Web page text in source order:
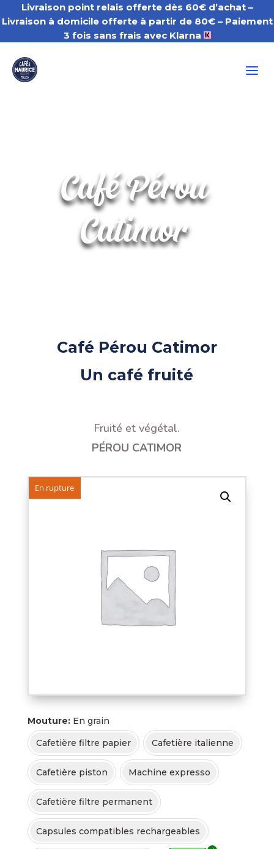
Livraison point relais offerte dès 60€ d’achat –
Livraison à domicile offerte à partir de 80€ – Paiement
3 fois sans frais avec Klarna
a
Café Pérou
Catimor
Café Pérou Catimor
Un café fruité
Fruité et végétal.
PÉROU CATIMOR
En rupture
Mouture En grain
Cafetière filtre papier
Cafetière italienne
Cafetière piston Machine expresso
Cafetière filtre permanent
Capsules compatibles rechargeables